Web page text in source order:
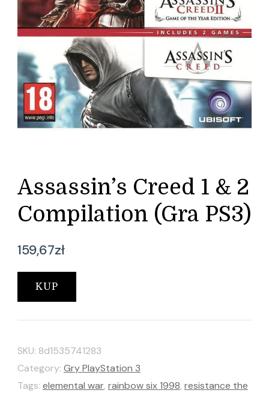
Assassin’s Creed 1 & 2
Compilation (Gra PS3)
159,67zł
KUP
SKU: 8d1535741283
Category: Gry PlayStation 3
Tags: elemental war, rainbow six 1998, resistance the